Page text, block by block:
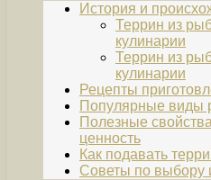
История и
Террин из
кулинарии
Террин из
кулинарии
Рецепты
Популярные виды
Полезные
ценность
Как подавать
Советы по